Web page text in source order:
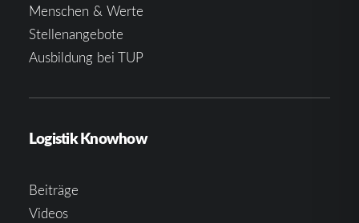
Menschen & Werte
Stellenangebote
Ausbildung bei TUP
Logistik Knowhow
Beiträge
Videos